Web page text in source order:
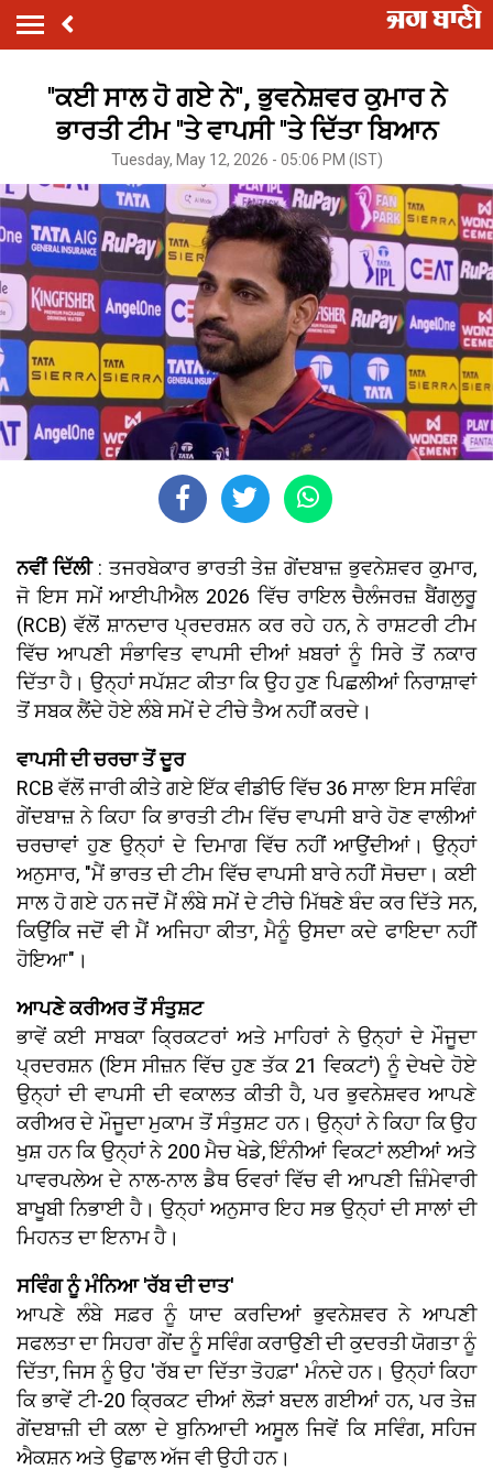
''ਕਈ ਸਾਲ ਹੋ ਗਏ ਨੇ'', ਭੁਵਨੇਸ਼ਵਰ ਕੁਮਾਰ ਨੇ
ਭਾਰਤੀ ਟੀਮ ''ਤੇ ਵਾਪਸੀ ''ਤੇ ਦਿੱਤਾ ਬਿਆਨ
Tuesday, May 12, 2026 - 05:06 PM (IST)
ਨਵੀਂ ਦਿੱਲੀ: ਤਜਰਬੇਕਾਰ ਭਾਰਤੀ ਤੇਜ਼ ਗੇਂਦਬਾਜ਼ ਭੁਵਨੇਸ਼ਵਰ ਕੁਮਾਰ,
ਜੋ ਇਸ ਸਮੇਂ ਆਈਪੀਐਲ 2026 ਵਿੱਚ ਰਾਇਲ ਚੈਲੰਜਰਜ਼ ਬੈਂਗਲੁਰੂ
(RCB) ਵੱਲੋਂ ਸ਼ਾਨਦਾਰ ਪ੍ਰਦਰਸ਼ਨ ਕਰ ਰਹੇ ਹਨ, ਨੇ ਰਾਸ਼ਟਰੀ ਟੀਮ
ਵਿੱਚ ਆਪਣੀ ਸੰਭਾਵਿਤ ਵਾਪਸੀ ਦੀਆਂ ਖ਼ਬਰਾਂ ਨੂੰ ਸਿਰੇ ਤੋਂ ਨਕਾਰ
ਦਿੱਤਾ ਹੈ। ਉਨ੍ਹਾਂ ਸਪੱਸ਼ਟ ਕੀਤਾ ਕਿ ਉਹ ਹੁਣ ਪਿਛਲੀਆਂ ਨਿਰਾਸ਼ਾਵਾਂ
ਤੋਂ ਸਬਕ ਲੈਂਦੇ ਹੋਏ ਲੰਬੇ ਸਮੇਂ ਦੇ ਟੀਚੇ ਤੈਅ ਨਹੀਂ ਕਰਦੇ।
ਵਾਪਸੀ ਦੀ ਚਰਚਾ ਤੋਂ ਦੂਰ
RCB ਵੱਲੋਂ ਜਾਰੀ ਕੀਤੇ ਗਏ ਇੱਕ ਵੀਡੀਓ ਵਿੱਚ 36 ਸਾਲਾ ਇਸ ਸਵਿੰਗ
ਗੇਂਦਬਾਜ਼ ਨੇ ਕਿਹਾ ਕਿ ਭਾਰਤੀ ਟੀਮ ਵਿੱਚ ਵਾਪਸੀ ਬਾਰੇ ਹੋਣ ਵਾਲੀਆਂ
ਚਰਚਾਵਾਂ ਹੁਣ ਉਨ੍ਹਾਂ ਦੇ ਦਿਮਾਗ ਵਿੱਚ ਨਹੀਂ ਆਉਂਦੀਆਂ। ਉਨ੍ਹਾਂ
ਅਨੁਸਾਰ, "ਮੈਂ ਭਾਰਤ ਦੀ ਟੀਮ ਵਿੱਚ ਵਾਪਸੀ ਬਾਰੇ ਨਹੀਂ ਸੋਚਦਾ। ਕਈ
ਸਾਲ ਹੋ ਗਏ ਹਨ ਜਦੋਂ ਮੈਂ ਲੰਬੇ ਸਮੇਂ ਦੇ ਟੀਚੇ ਮਿੱਥਣੇ ਬੰਦ ਕਰ ਦਿੱਤੇ ਸਨ,
ਕਿਉਂਕਿ ਜਦੋਂ ਵੀ ਮੈਂ ਅਜਿਹਾ ਕੀਤਾ, ਮੈਨੂੰ ਉਸਦਾ ਕਦੇ ਫਾਇਦਾ ਨਹੀਂ
ਹੋਇਆ"।
ਆਪਣੇ ਕਰੀਅਰ ਤੋਂ ਸੰਤੁਸ਼ਟ
ਭਾਵੇਂ ਕਈ ਸਾਬਕਾ ਕ੍ਰਿਕਟਰਾਂ ਅਤੇ ਮਾਹਿਰਾਂ ਨੇ ਉਨ੍ਹਾਂ ਦੇ ਮੌਜੂਦਾ
ਪ੍ਰਦਰਸ਼ਨ (ਇਸ ਸੀਜ਼ਨ ਵਿੱਚ ਹੁਣ ਤੱਕ 21 ਵਿਕਟਾਂ) ਨੂੰ ਦੇਖਦੇ ਹੋਏ
ਉਨ੍ਹਾਂ ਦੀ ਵਾਪਸੀ ਦੀ ਵਕਾਲਤ ਕੀਤੀ ਹੈ, ਪਰ ਭੁਵਨੇਸ਼ਵਰ ਆਪਣੇ
ਕਰੀਅਰ ਦੇ ਮੌਜੂਦਾ ਮੁਕਾਮ ਤੋਂ ਸੰਤੁਸ਼ਟ ਹਨ। ਉਨ੍ਹਾਂ ਨੇ ਕਿਹਾ ਕਿ ਉਹ
ਖੁਸ਼ ਹਨ ਕਿ ਉਨ੍ਹਾਂ ਨੇ 200 ਮੈਚ ਖੇਡੇ, ਇੰਨੀਆਂ ਵਿਕਟਾਂ ਲਈਆਂ ਅਤੇ
ਪਾਵਰਪਲੇਅ ਦੇ ਨਾਲ-ਨਾਲ ਡੈਥ ਓਵਰਾਂ ਵਿੱਚ ਵੀ ਆਪਣੀ ਜ਼ਿੰਮੇਵਾਰੀ
ਬਾਖੂਬੀ ਨਿਭਾਈ ਹੈ। ਉਨ੍ਹਾਂ ਅਨੁਸਾਰ ਇਹ ਸਭ ਉਨ੍ਹਾਂ ਦੀ ਸਾਲਾਂ ਦੀ
ਮਿਹਨਤ ਦਾ ਇਨਾਮ ਹੈ।
ਸਵਿੰਗ ਨੂੰ ਮੰਨਿਆ 'ਰੱਬ ਦੀ ਦਾਤ'
ਆਪਣੇ ਲੰਬੇ ਸਫ਼ਰ ਨੂੰ ਯਾਦ ਕਰਦਿਆਂ ਭੁਵਨੇਸ਼ਵਰ ਨੇ ਆਪਣੀ
ਸਫਲਤਾ ਦਾ ਸਿਹਰਾ ਗੇਂਦ ਨੂੰ ਸਵਿੰਗ ਕਰਾਉਣੀ ਦੀ ਕੁਦਰਤੀ ਯੋਗਤਾ ਨੂੰ
ਦਿੱਤਾ, ਜਿਸ ਨੂੰ ਉਹ 'ਰੱਬ ਦਾ ਦਿੱਤਾ ਤੋਹਫ਼ਾ' ਮੰਨਦੇ ਹਨ। ਉਨ੍ਹਾਂ ਕਿਹਾ
ਕਿ ਭਾਵੇਂ ਟੀ-20 ਕ੍ਰਿਕਟ ਦੀਆਂ ਲੋੜਾਂ ਬਦਲ ਗਈਆਂ ਹਨ, ਪਰ ਤੇਜ਼
ਗੇਂਦਬਾਜ਼ੀ ਦੀ ਕਲਾ ਦੇ ਬੁਨਿਆਦੀ ਅਸੂਲ ਜਿਵੇਂ ਕਿ ਸਵਿੰਗ, ਸਹਿਜ
ਐਕਸ਼ਨ ਅਤੇ ਉਛਾਲ ਅੱਜ ਵੀ ਉਹੀ ਹਨ।